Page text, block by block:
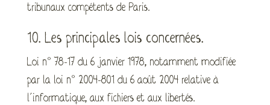
tribunaux compétents de Paris.
10. Les principales lois concernées.
Loi n° 78-17 du 6 janvier 1978, notamment modifiée
par la loi n° 2004-801 du 6 août 2004 relative à
l’informatique, aux fichiers et aux libertés.